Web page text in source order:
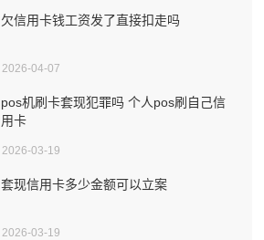
欠信用卡钱工资发了直接扣走吗
2026-04-07
pos机刷卡套现犯罪吗 个人pos刷自己信
用卡
2026-03-19
套现信用卡多少金额可以立案
2026-03-19